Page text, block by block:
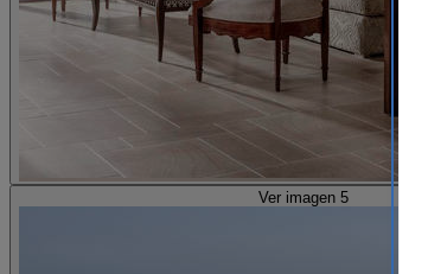
Ver imagen 5